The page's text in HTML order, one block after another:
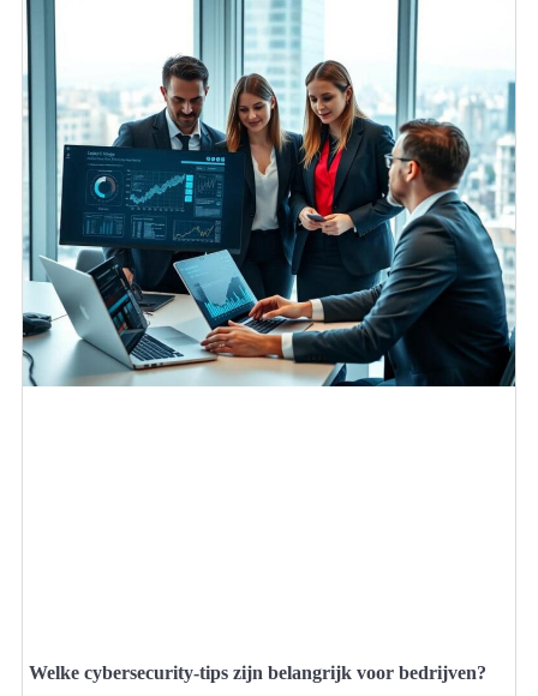
Welke cybersecurity-tips zijn belangrijk voor bedrijven?